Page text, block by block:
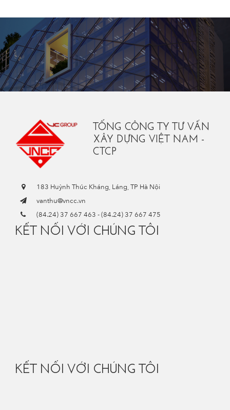
TỔNG CÔNG TY TƯ VẤN
XÂY DỰNG VIỆT NAM -
CTCP
183 Huỳnh Thúc Kháng, Láng, TP Hà Nội
vanthu@vncc.vn
(84.24) 37 667 463 -(84.24) 37 667 475
KẾT NỐI VỚI CHÚNG TÔI
KẾT NỐI VỚI CHÚNG TÔI